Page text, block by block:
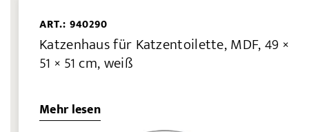
ART.: 940290
Katzenhaus für Katzentoilette, MDF, 49 ×
51 × 51 cm, weiß
Mehr lesen